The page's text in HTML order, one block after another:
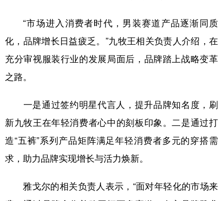
“市场进入消费者时代，男装赛道产品逐渐同质
化，品牌增长日益疲乏。”九牧王相关负责人介绍，在
充分审视服装行业的发展局面后，品牌踏上战略变革
之路。
一是通过签约明星代言人，提升品牌知名度，刷
新九牧王在年轻消费者心中的刻板印象。二是通过打
造“五裤”系列产品矩阵满足年轻消费者多元的穿搭需
求，助力品牌实现增长与活力焕新。
雅戈尔的相关负责人表示，“面对年轻化的市场来